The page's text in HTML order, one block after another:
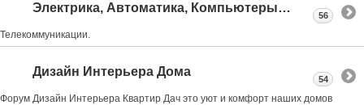
Электрика, Автоматика, Компьютеры, Интернет.
Телекоммуникации.
56
Дизайн Интерьера Дома
Форум Дизайн Интерьера Квартир Дач это уют и комфорт наших домов
54